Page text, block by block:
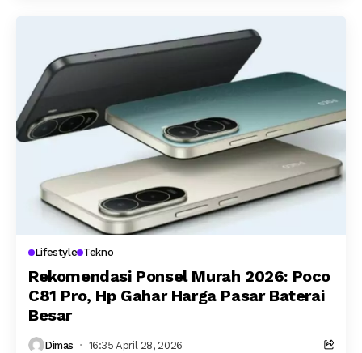
Lifestyle Tekno
Rekomendasi Ponsel Murah 2026: Poco
C81 Pro, Hp Gahar Harga Pasar Baterai
Besar
Dimas 16:35 April 28, 2026